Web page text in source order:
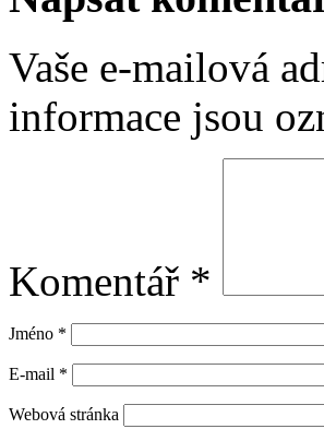
Vaše e-mailová
informace jsou
Komentář *
Jméno *
E-mail *
Webová stránka